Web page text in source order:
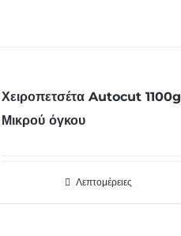
Χειροπετσέτα Autocut 1100g
Μικρού όγκου
Λεπτομέρειες